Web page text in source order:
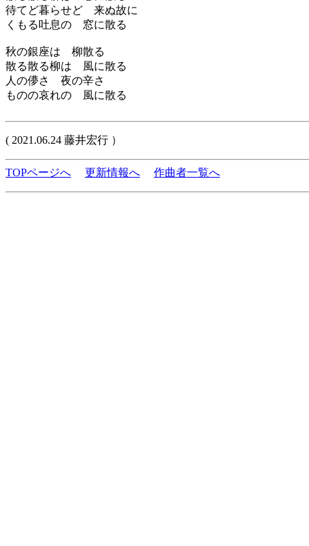
待てど暮らせど 来ぬ故に
くもる吐息の 窓に散る
秋の銀座は 柳散る
散る散る柳は 風に散る
人の儚さ 夜の辛さ
ものの哀れの 風に散る
( 2021.06.24 藤井宏行 ）
TOPページへ 更新情報へ 作曲者一覧へ